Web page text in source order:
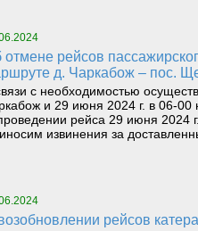
д. Чаркабож – пос.
с необходимостью
и 29 июня 2024 г. в 06-
рейса 29 июня 2024
извинения за
возобновлении рейсов